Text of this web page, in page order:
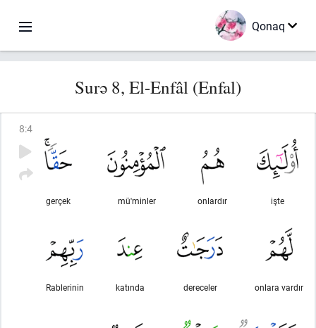
Qonaq
Surə 8, El-Enfâl (Enfal)
8:4
işte
onlardır
mü'minler
gerçek
onlara vardır
dereceler
katında
Rablerinin